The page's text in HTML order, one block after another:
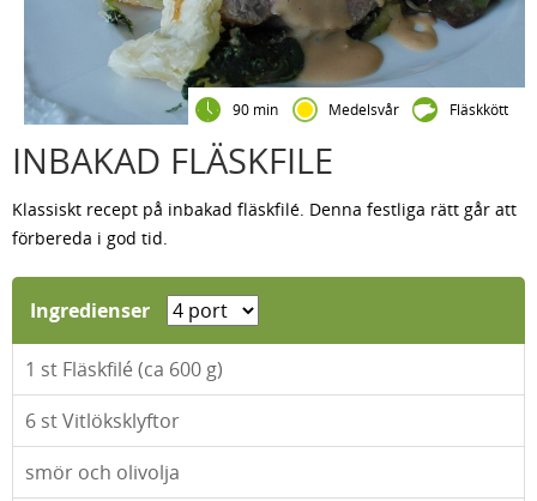
90 min Medelsvår Fläskkött
INBAKAD FLÄSKFILE
Klassiskt recept på inbakad fläskfilé. Denna festliga rätt går att
förbereda i god tid.
Ingredienser
1 st Fläskfilé (ca 600 g)
6 st Vitlöksklyftor
smör och olivolja